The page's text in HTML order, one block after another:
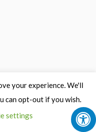
your experience. We'll
can opt-out if you wish.
settings